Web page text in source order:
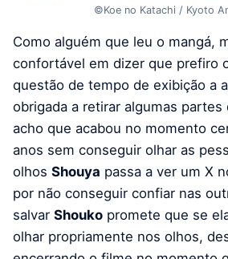
©Koe no Katachi / Kyoto
Como alguém que leu o mangá,
confortável em dizer que prefiro
questão de tempo de exibição a
obrigada a retirar algumas partes
acho que acabou no momento
anos sem conseguir olhar as
olhos Shouya passa a ver um X
por não conseguir confiar nas
salvar Shouko promete que se
olhar propriamente nos olhos,